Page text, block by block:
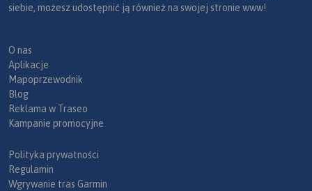
siebie, możesz udostępnić ją również na swojej stronie www!
O nas
Aplikacje
Mapoprzewodnik
Blog
Reklama w Traseo
Kampanie promocyjne
Polityka prywatności
Regulamin
Wgrywanie tras Garmin